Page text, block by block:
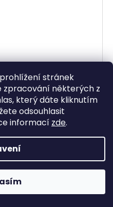
stránek
zpracování některých z
který dáte kliknutím
odsouhlasit
informací zde.